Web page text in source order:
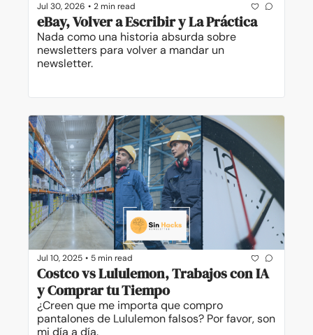
Jul 30, 2026 • 2 min read
eBay, Volver a Escribir y La Práctica
Nada como una historia absurda sobre
newsletters para volver a mandar un
newsletter.
Jul 10, 2025 • 5 min read
Costco vs Lululemon, Trabajos con IA
y Comprar tu Tiempo
¿Creen que me importa que compro
pantalones de Lululemon falsos? Por favor, son
mi día a día.